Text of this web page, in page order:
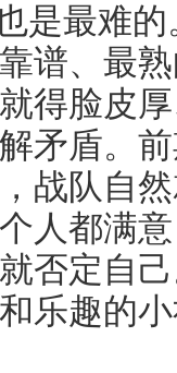
是最难
谱、最
得脸皮
矛盾。
战队自
人都满
否定自
乐趣的